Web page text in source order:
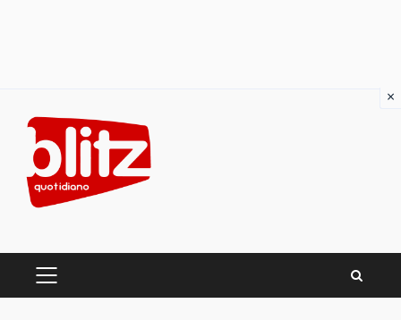
content
PRIMARY
×